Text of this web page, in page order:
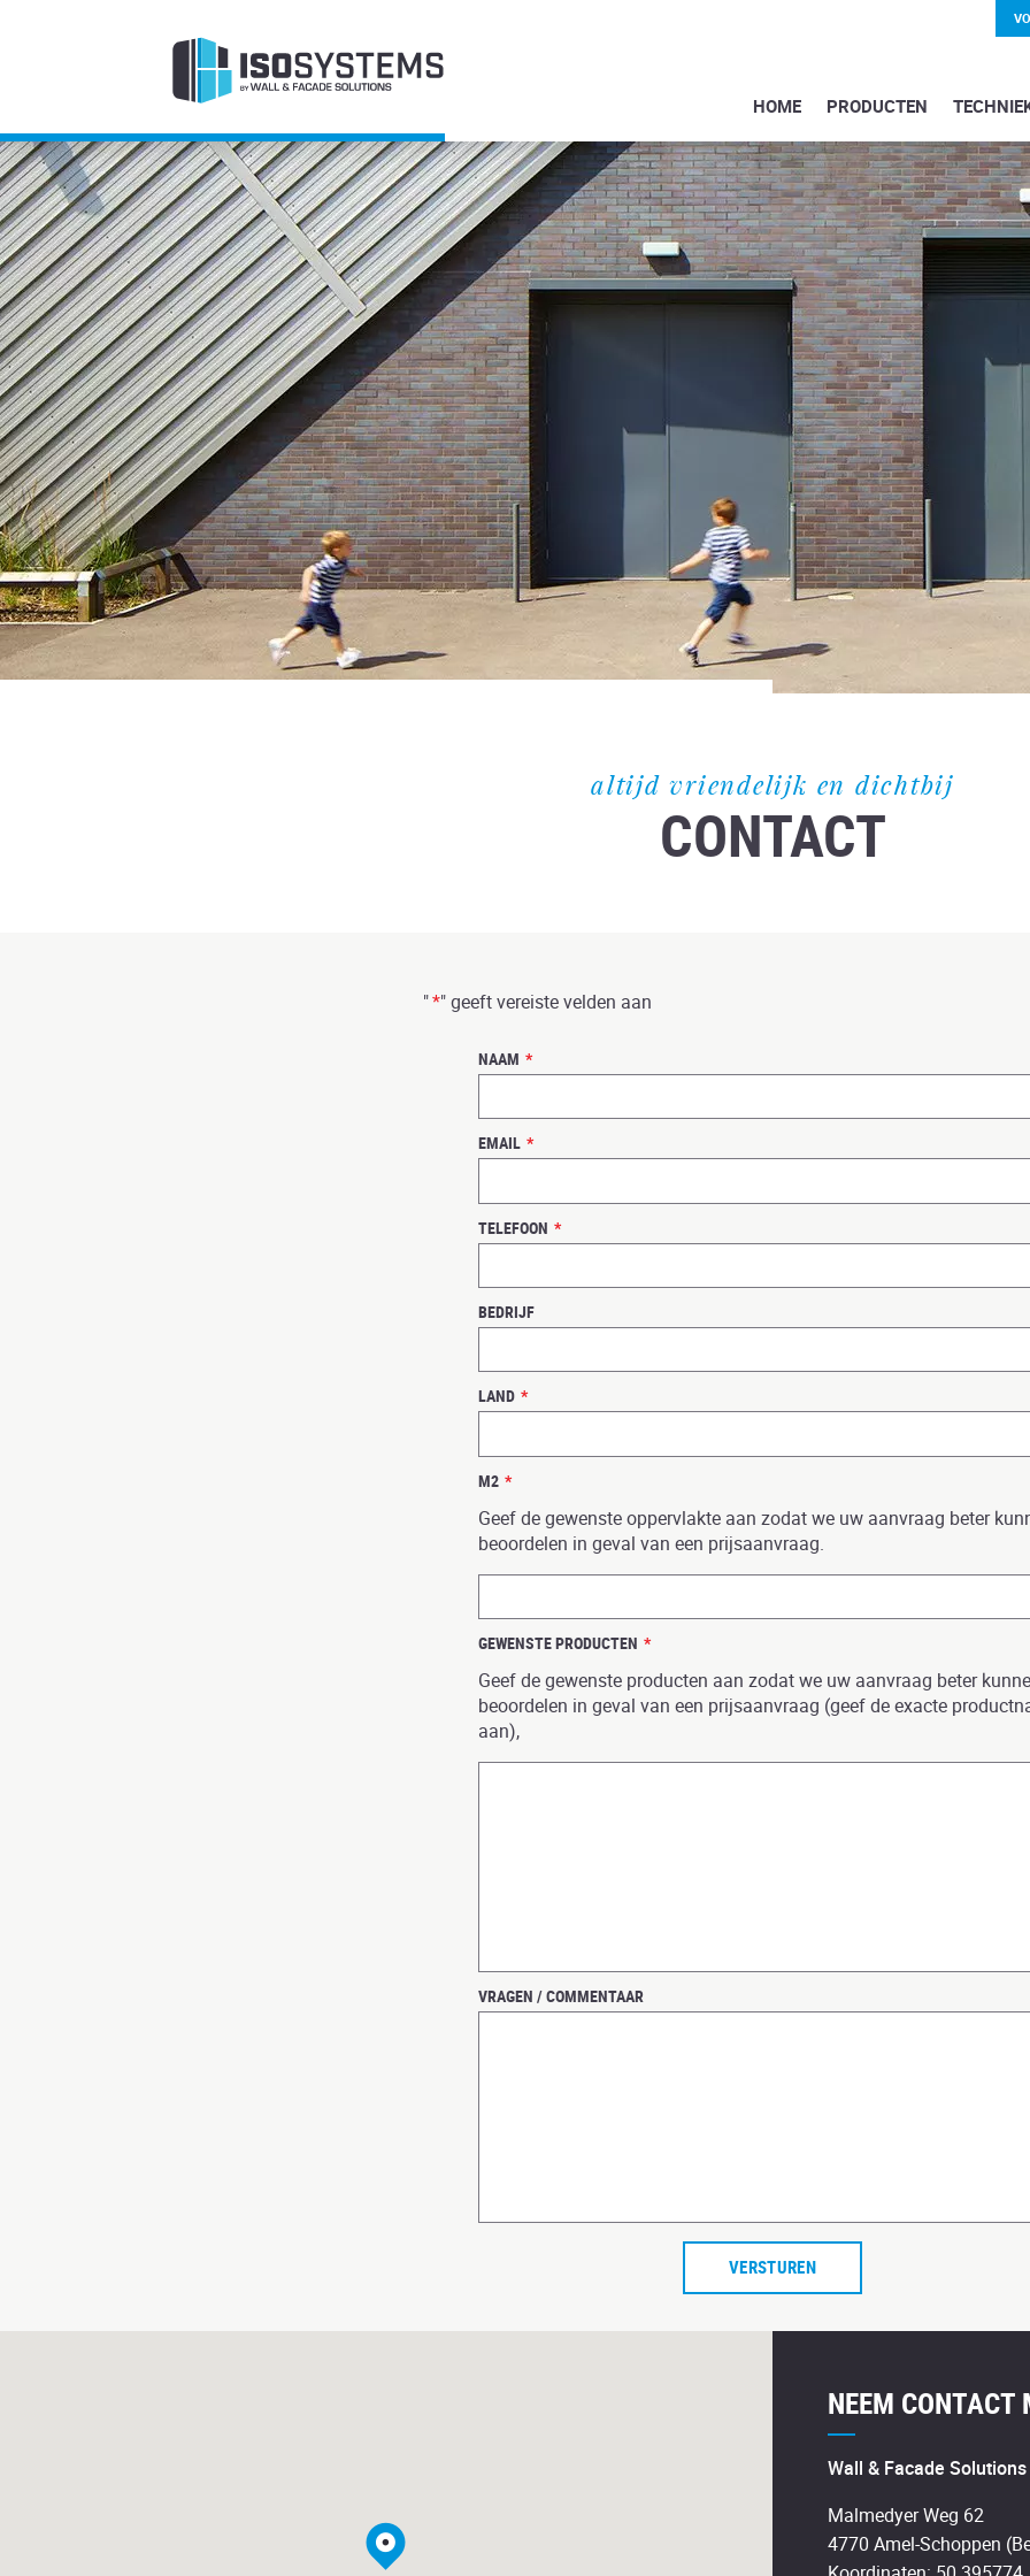
HOME PRODUCTEN
altijd vriendelijk en dichtbij
CONTACT
"*" geeft vereiste velden aan
NAAM *
EMAIL *
TELEFOON *
BEDRIJF
LAND *
M2 *
Geef de gewenste oppervlakte aan zodat we uw aanvraag beter
beoordelen in geval van een prijsaanvraag.
GEWENSTE PRODUCTEN *
Geef de gewenste producten aan zodat we uw aanvraag beter
beoordelen in geval van een prijsaanvraag (geef de exacte
aan),
VRAGEN / COMMENTAAR
VERSTUREN
NEEM CONTACT
Wall & Facade
Malmedyer Weg 62
4770 Amel-Schoppen